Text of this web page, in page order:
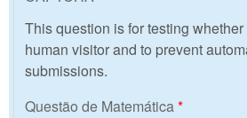
This question is for testing
human visitor and to prevent
submissions.
Questão de Matemática*